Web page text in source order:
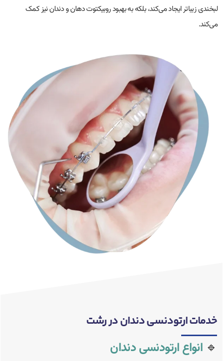
لبخندی زیباتر ایجاد می‌کند، بلکه به بهبود روبیکتوت دهان و دندان نیز کمک
می‌کند.
خدمات ارتودنسی دندان در رشت
🔹 انواع ارتودنسی دندان